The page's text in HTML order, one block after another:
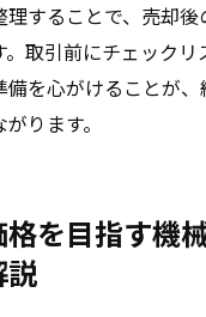
理することで、売却
。取引前にチェック
備を心がけることが
ります。
を目指す機
説